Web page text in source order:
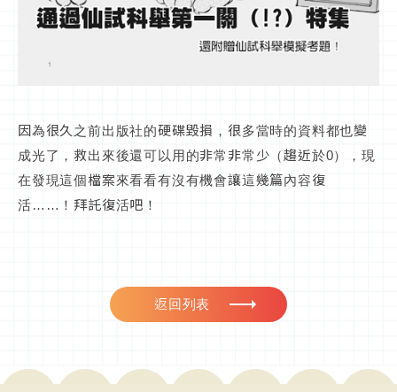
因為很久之前出版社的硬碟毀損，很多當時的資料都也變
成光了，救出來後還可以用的非常非常少（趨近於0），現
在發現這個檔案來看看有沒有機會讓這幾篇內容復
活……！拜託復活吧！
返回列表